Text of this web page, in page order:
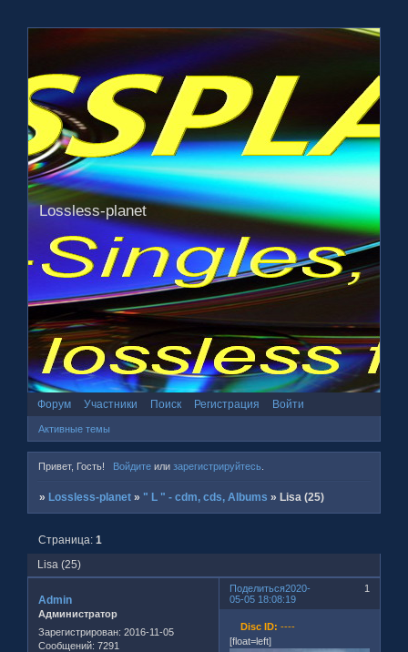
Lossless-planet
Форум Участники Поиск Регистрация Войти
Активные темы
Привет, Гость! Войдитеили зарегистрируйтесь.
» Lossless-planet » " L " - cdm, cds, Albums » Lisa (25)
Lisa (25)
Страница:1
Поделиться 1
2020-
05-05 18:08:19
Admin
Администратор
Зарегистрирован: 2016-11-05
Сообщений: 7291
Disc ID: ----
[float=left]